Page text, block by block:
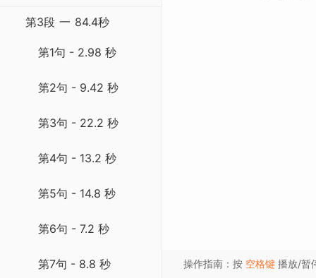
第3段 一 84.4秒
第1句 - 2.98 秒
第2句 - 9.42 秒
第3句 - 22.2 秒
第4句 - 13.2 秒
第5句 - 14.8 秒
第6句 - 7.2 秒
第7句 - 8.8 秒 操作指南：按 空格键 播放/暂